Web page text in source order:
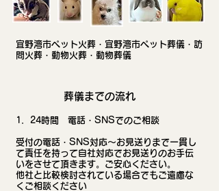
​宜野湾市ペット火葬・宜野湾市ペット葬儀・訪
問火葬・動物火葬・動物葬儀
​葬儀までの流れ
​1．24時間 電話・SNSでのご相談
受付の電話・SNS対応～お見送りまで一貫し
て責任を持って自社対応でお見送りのお手伝
いをさせて頂きます。ご安心ください。
​他社と比較検討されている場合でもご遠慮な
くご相談ください